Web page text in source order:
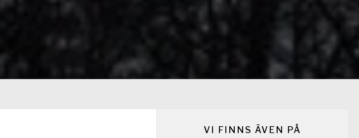
VI FINNS ÄVEN PÅ